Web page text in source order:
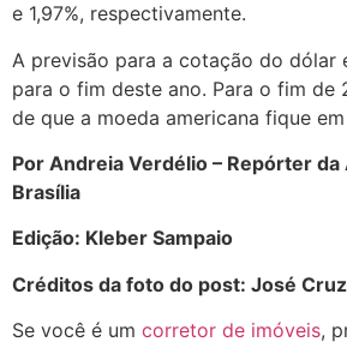
e 1,97%, respectivamente.
A previsão para a cotação do dólar
para o fim deste ano. Para o fim de
de que a moeda americana fique
Por Andreia Verdélio – Repórter da
Brasília
Edição: Kleber Sampaio
Créditos da foto do post: José
Se você é um corretor de imóveis,